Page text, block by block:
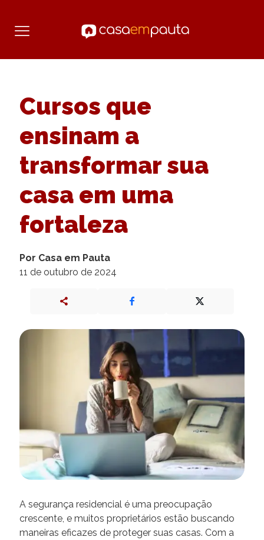
Cursos que
ensinam a
transformar sua
casa em uma
fortaleza
Por Casa em Pauta
11 de outubro de 2024
A segurança residencial é uma preocupação
crescente, e muitos proprietários estão buscando
maneiras eficazes de proteger suas casas. Com a